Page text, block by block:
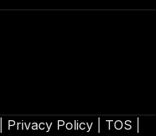
Privacy Policy| TOS